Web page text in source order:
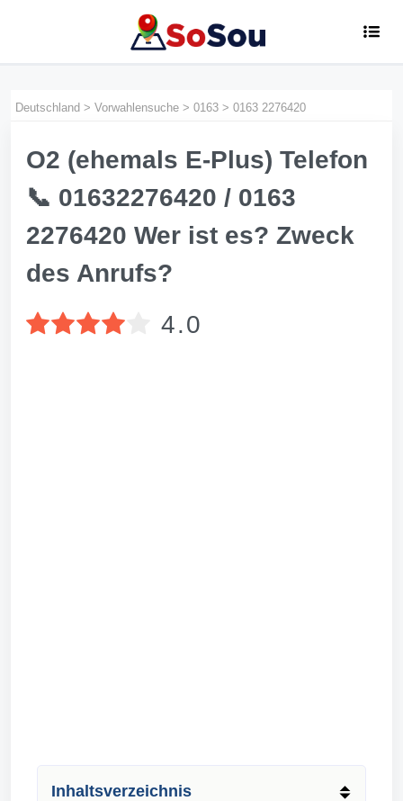
Deutschland > Vorwahlensuche > 0163 > 0163 2276420
O2 (ehemals E-Plus) Telefon
📞 01632276420 / 0163
2276420 Wer ist es? Zweck
des Anrufs?
4.0
Inhaltsverzeichnis